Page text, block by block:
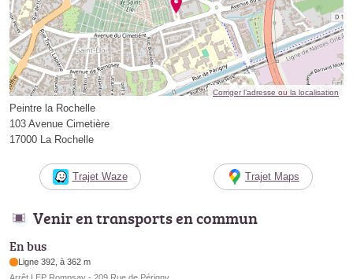
Corriger l’adresse ou la localisation
Peintre la Rochelle
103 Avenue Cimetière
17000 La Rochelle
Trajet Waze Trajet Maps
Venir en transports en commun
En bus
Ligne 392, à 362 m